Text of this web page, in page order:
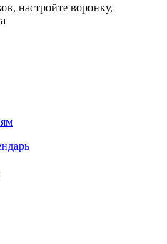
настройте воронку,